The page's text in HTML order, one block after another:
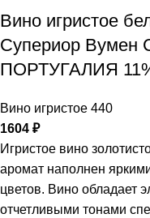
Вино игристое
Супериор Вумен
ПОРТУГАЛИЯ
Вино игристое 440
1604 ₽
Игристое вино
аромат наполнен
цветов. Вино обладает
отчетливыми тонами